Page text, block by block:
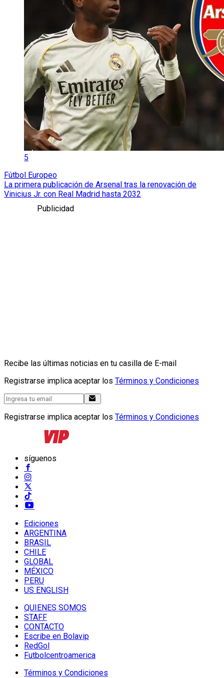
5
Fútbol Europeo
La primera publicación de Arsenal tras la renovación de
Vinicius Jr. con Real Madrid hasta 2032
Publicidad
Recibe las últimas noticias en tu casilla de E-mail
Registrarse implica aceptar los Términos y Condiciones
Registrarse implica aceptar los Términos y Condiciones
síguenos
Ediciones
ARGENTINA
BRASIL
CHILE
GLOBAL
MÉXICO
PERU
US ENGLISH
QUIENES SOMOS
STAFF
CONTACTO
Escribe en Bolavip
RedGol
Futbolcentroamerica
Términos y Condiciones